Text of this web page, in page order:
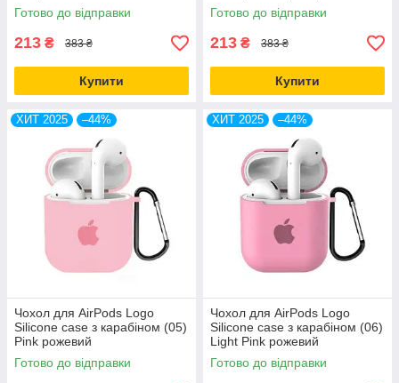
Готово до відправки
213 ₴ 383 ₴
Купити
Готово до відправки
213 ₴ 383 ₴
Купити
ХИТ 2025 –44%
Чохол для AirPods Logo
Silicone case з карабіном (05)
Pink рожевий
Готово до відправки
ХИТ 2025 –44%
Чохол для AirPods Logo
Silicone case з карабіном (06)
Light Pink рожевий
Готово до відправки